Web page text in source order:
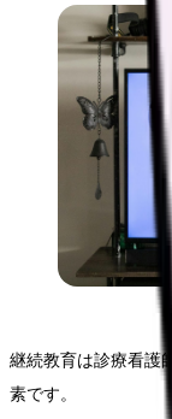
継続教育は診療看護
素です。